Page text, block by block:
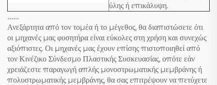
ύλης ή επικάλυψη.
......
Ανεξάρτητα από τον τομέα ή το μέγεθος, θα διαπιστώσετε ότι
οι μηχανές μας φυσητήρα είναι εύκολες στη χρήση και συνεχώς
αξιόπιστες. Οι μηχανές μας έχουν επίσης πιστοποιηθεί από
τον Κινέζικο Σύνδεσμο Πλαστικής Συσκευασίας, οπότε εάν
χρειάζεστε παραγωγή απλής μονοστρωματικής μεμβράνης ή
πολυστρωματικής μεμβράνης, θα σας επιτρέψουν να πετύχετε